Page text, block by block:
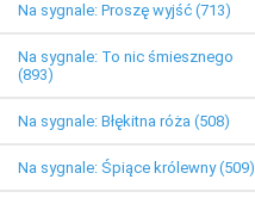
Na sygnale: Proszę wyjść (713)
Na sygnale: To nic śmiesznego
(893)
Na sygnale: Błękitna róża (508)
Na sygnale: Śpiące królewny (509)